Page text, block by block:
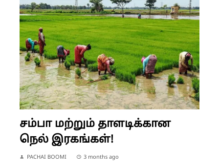
சம்பா மற்றும் தாளடிக்கான
நெல் இரகங்கள்!
PACHAI BOOMI 3 months ago